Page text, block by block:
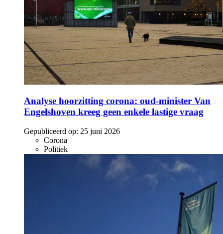
Analyse hoorzitting corona: oud-minister Van
Engelshoven kreeg geen enkele lastige vraag
Gepubliceerd op: 25 juni 2026
Corona
Politiek